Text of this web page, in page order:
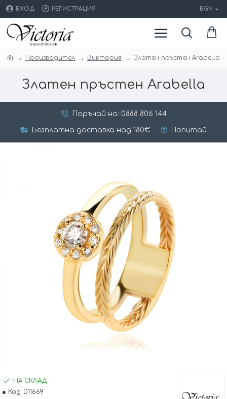
ВХОД РЕГИСТРАЦИЯ BGN
Производител Виктория Златен пръстен Arabella
Златен пръстен Arabella
Поръчай на: 0888 806 144
Безплатна доставка над 180€ Попитай
НА СКЛАД
Код: D11669